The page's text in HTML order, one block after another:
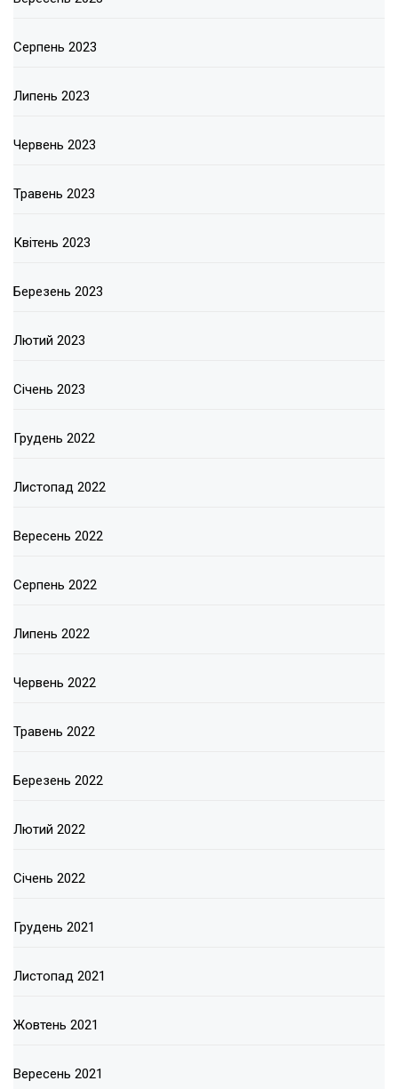
Серпень 2023
Липень 2023
Червень 2023
Травень 2023
Квітень 2023
Березень 2023
Лютий 2023
Січень 2023
Грудень 2022
Листопад 2022
Вересень 2022
Серпень 2022
Липень 2022
Червень 2022
Травень 2022
Березень 2022
Лютий 2022
Січень 2022
Грудень 2021
Листопад 2021
Жовтень 2021
Вересень 2021